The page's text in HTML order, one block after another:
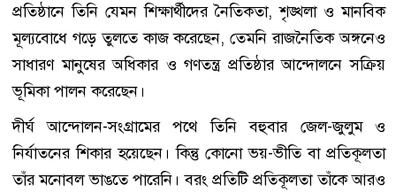
প্রতিষ্ঠানে তিনি যেমন শিক্ষার্থীদের নৈতিকতা, শৃঙ্খলা ও মানবিক
মূল্যবোধে গড়ে তুলতে কাজ করেছেন, তেমনি রাজনৈতিক অঙ্গনেও
সাধারণ মানুষের অধিকার ও গণতন্ত্র প্রতিষ্ঠার আন্দোলনে সক্রিয়
ভূমিকা পালন করেছেন।
দীর্ঘ আন্দোলন-সংগ্রামের পথে তিনি বহুবার জেল-জুলুম ও
নির্যাতনের শিকার হয়েছেন। কিন্তু কোনো ভয়-ভীতি বা প্রতিকূলতা
তাঁর মনোবল ভাঙতে পারেনি। বরং প্রতিটি প্রতিকূলতা তাঁকে আরও